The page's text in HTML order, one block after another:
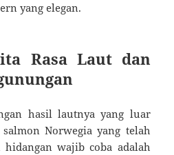
yang elegan.
Rasa Laut dan
hasil lautnya yang luar
Norwegia yang telah
hidangan wajib coba adalah